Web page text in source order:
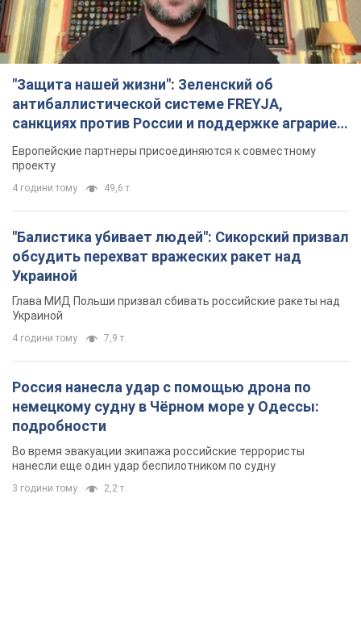
"Защита нашей жизни": Зеленский об
антибаллистической системе FREYJA,
санкциях против России и поддержке аграриев.
Видео
Европейские партнеры присоединяются к совместному
проекту
4 години тому 49,6 т.
"Балистика убивает людей": Сикорский призвал
обсудить перехват вражеских ракет над
Украиной
Глава МИД Польши призвал сбивать российские ракеты над
Украиной
4 години тому 7,9 т.
Россия нанесла удар с помощью дрона по
немецкому судну в Чёрном море у Одессы:
подробности
Во время эвакуации экипажа российские террористы
нанесли еще один удар беспилотником по судну
3 години тому 2,2 т.